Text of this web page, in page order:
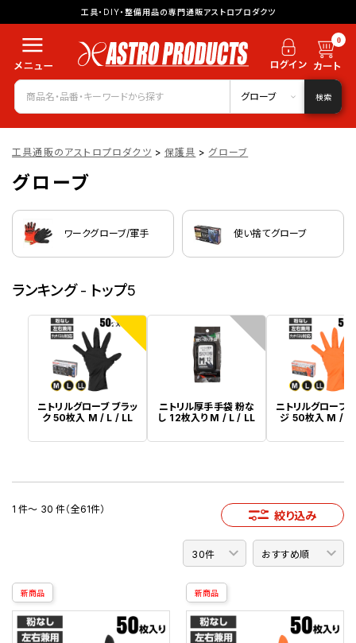
工具・DIY・整備用品の専門通販アストロプロダクツ
0
グローブ 検索
工具通販のアストロプロダクツ > 保護具 > グローブ
グローブ
ワークグローブ/軍手 使い捨てグローブ
ランキング - トップ5
1
ニトリルグローブ ブラッ
ク 50枚入 M / L / LL
2
ニトリル厚手手袋 粉な
し 12枚入り M / L / LL
ニトリルグローブ
ジ 50枚入 M / L
1 件～ 30 件（全61件） 絞り込み
新商品 新商品